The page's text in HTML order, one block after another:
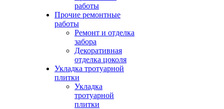
работы
Прочие ремонтные
работы
Ремонт и отделка
забора
Декоративная
отделка цоколя
Укладка тротуарной
плитки
Укладка
тротуарной
плитки